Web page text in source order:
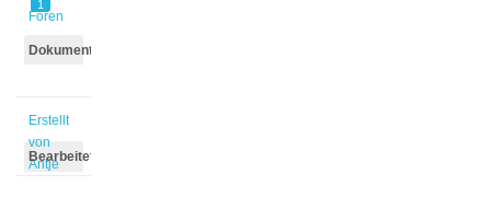
1
Foren
Dokumente
Erstellt
von
Antje
Bearbeitet